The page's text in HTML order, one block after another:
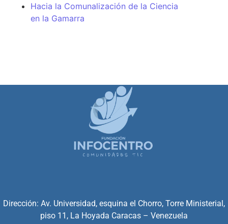
Hacia la Comunalización de la Ciencia
en la Gamarra
Dirección: Av. Universidad, esquina el Chorro, Torre Ministerial,
piso 11, La Hoyada Caracas – Venezuela